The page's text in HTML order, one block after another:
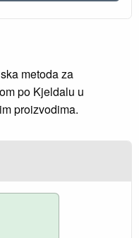
metoda za
po Kjeldalu u
proizvodima.